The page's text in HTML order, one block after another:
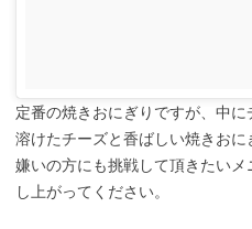
定番の焼きおにぎりですが、中
溶けたチーズと香ばしい焼きお
嫌いの方にも挑戦して頂きたい
し上がってください。